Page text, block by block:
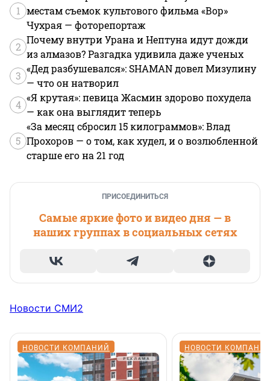
1 местам съемок культового фильма «Вор»
Чухрая — фоторепортаж
2
Почему внутри Урана и Нептуна идут дожди
из алмазов? Разгадка удивила даже ученых
3
«Дед разбушевался»: SHAMAN довел Мизулину
— что он натворил
4
«Я крутая»: певица Жасмин здорово похудела
— как она выглядит теперь
5
«За месяц сбросил 15 килограммов»: Влад
Прохоров — о том, как худел, и о возлюбленной
старше его на 21 год
ПРИСОЕДИНИТЬСЯ
Самые яркие фото и видео дня — в
наших группах в социальных сетях
Новости СМИ2
НОВОСТИ КОМПАНИЙ НОВОСТИ